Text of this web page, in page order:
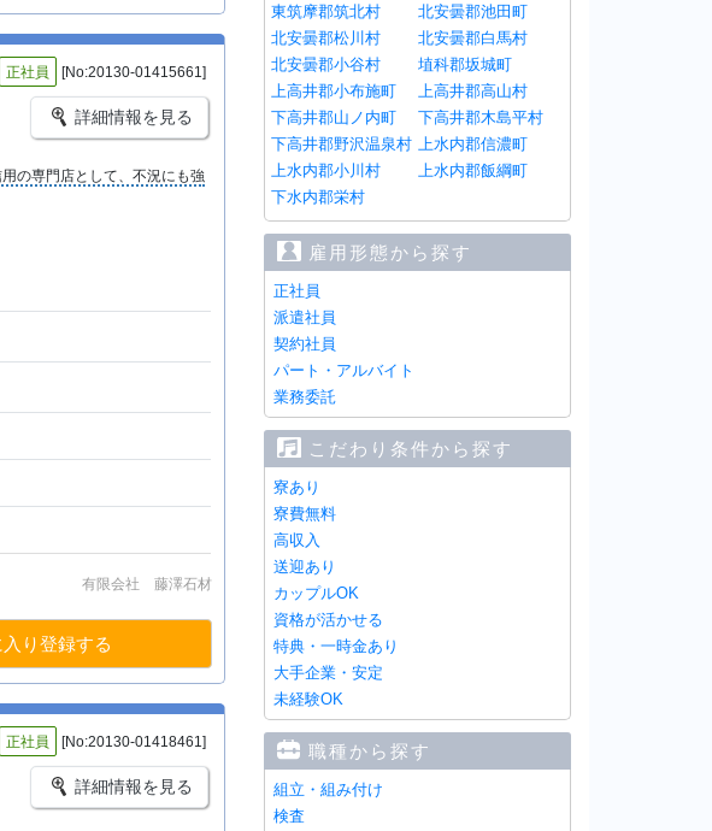
正社員 [No:20130-01415661]
詳細情報を見る
の専門店として、不況にも強
有限会社 藤澤石材
り登録する
正社員 [No:20130-01418461]
詳細情報を見る
東筑摩郡筑北村
北安曇郡池田町
北安曇郡松川村
北安曇郡白馬村
北安曇郡小谷村
埴科郡坂城町
上高井郡小布施町
上高井郡高山村
下高井郡山ノ内町
下高井郡木島平村
下高井郡野沢温泉村
上水内郡信濃町
上水内郡小川村
上水内郡飯綱町
下水内郡栄村
雇用形態から探す
正社員
派遣社員
契約社員
パート・アルバイト
業務委託
こだわり条件から探す
寮あり
寮費無料
高収入
送迎あり
カップルOK
資格が活かせる
特典・一時金あり
大手企業・安定
未経験OK
職種から探す
組立・組み付け
検査